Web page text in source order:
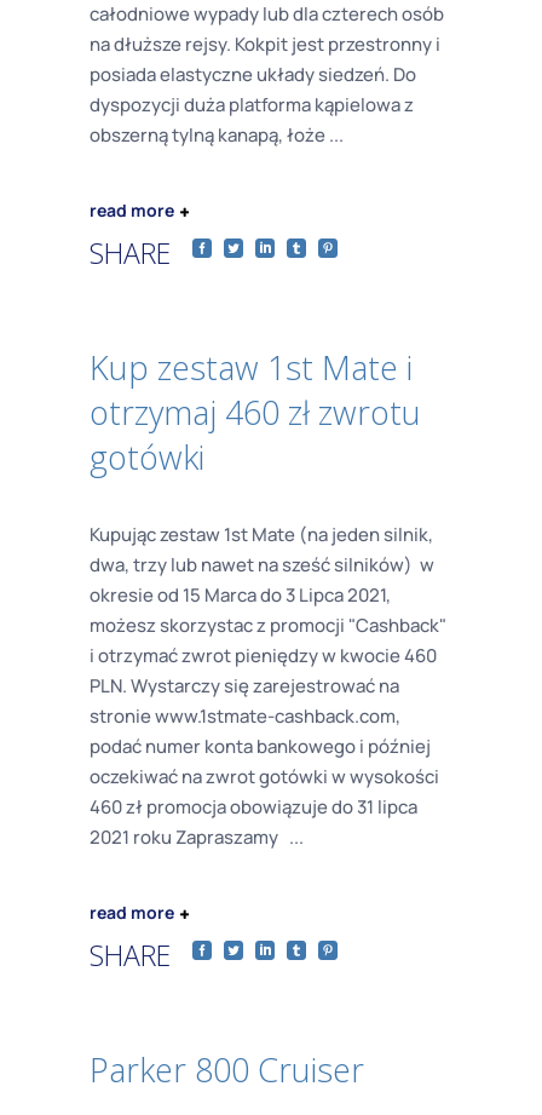
całodniowe wypady lub dla czterech osób
na dłuższe rejsy. Kokpit jest przestronny i
posiada elastyczne układy siedzeń. Do
dyspozycji duża platforma kąpielowa z
obszerną tylną kanapą, łoże
read more
SHARE
Kup zestaw 1st Mate i
otrzymaj 460 zł zwrotu
gotówki
Kupując zestaw 1st Mate (na jeden silnik,
dwa, trzy lub nawet na sześć silników) w
okresie od 15 Marca do 3 Lipca 2021,
możesz skorzystac z promocji "Cashback"
i otrzymać zwrot pieniędzy w kwocie 460
PLN. Wystarczy się zarejestrować na
stronie www.1stmate-cashback.com,
podać numer konta bankowego i później
oczekiwać na zwrot gotówki w wysokości
460 zł promocja obowiązuje do 31 lipca
2021 roku Zapraszamy
read more
SHARE
Parker 800 Cruiser